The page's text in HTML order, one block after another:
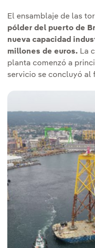
El ensamblaje de las
pólder del puerto de
nueva capacidad
millones de euros. La
planta comenzó a
servicio se concluyó al